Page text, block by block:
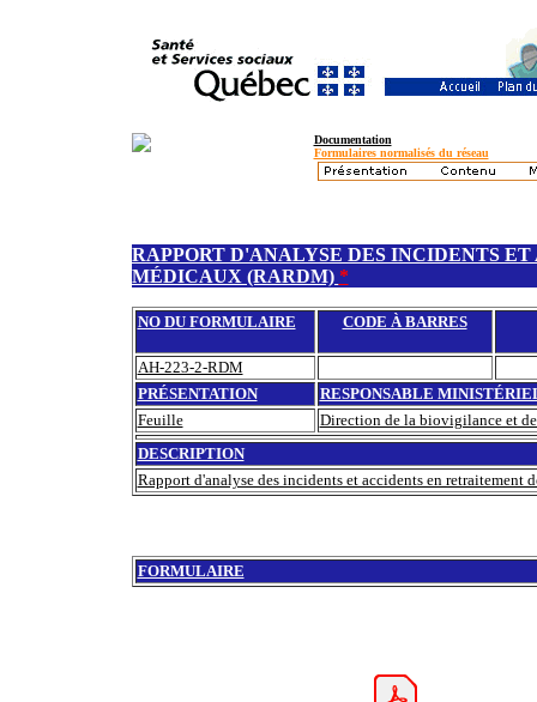
Documentation
Formulaires normalisés du réseau
RAPPORT D'ANALYSE DES INCIDENTS
MÉDICAUX (RARDM) *
NO DU FORMULAIRE CODE À BARRES
AH-223-2-RDM
PRÉSENTATION
RESPONSABLE
Feuille
Direction de la biovigilance et
DESCRIPTION
Rapport d'analyse des incidents et accidents en retraitement
FORMULAIRE